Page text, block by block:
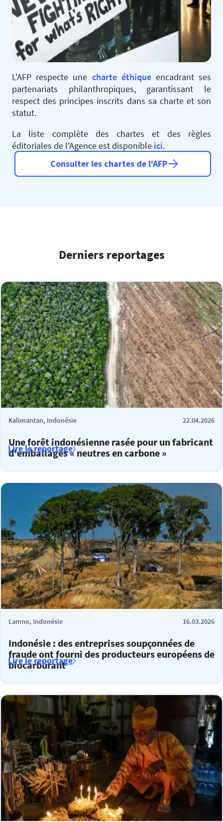
L'AFP respecte une charte éthiqueencadrant ses
partenariats philanthropiques, garantissant le
respect des principes inscrits dans sa charte et son
statut.
La liste complète des chartes et des règles
éditoriales de l'Agence est disponible ici.
Consulter les chartes de l'AFP
Derniers reportages
Kalimantan, Indonésie 22.04.2026
Une forêt indonésienne rasée pour un fabricant
d'emballages « neutres en carbone »
Lire le reportage
Lamno, Indonésie 16.03.2026
Indonésie : des entreprises soupçonnées de
fraude ont fourni des producteurs européens de
biocarburant
Lire le reportage